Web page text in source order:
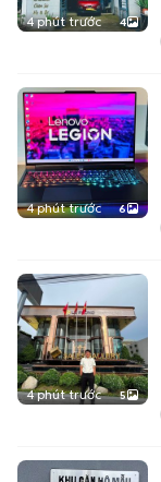
4 phút trước 4
4 phút trước 6
4 phút trước 5